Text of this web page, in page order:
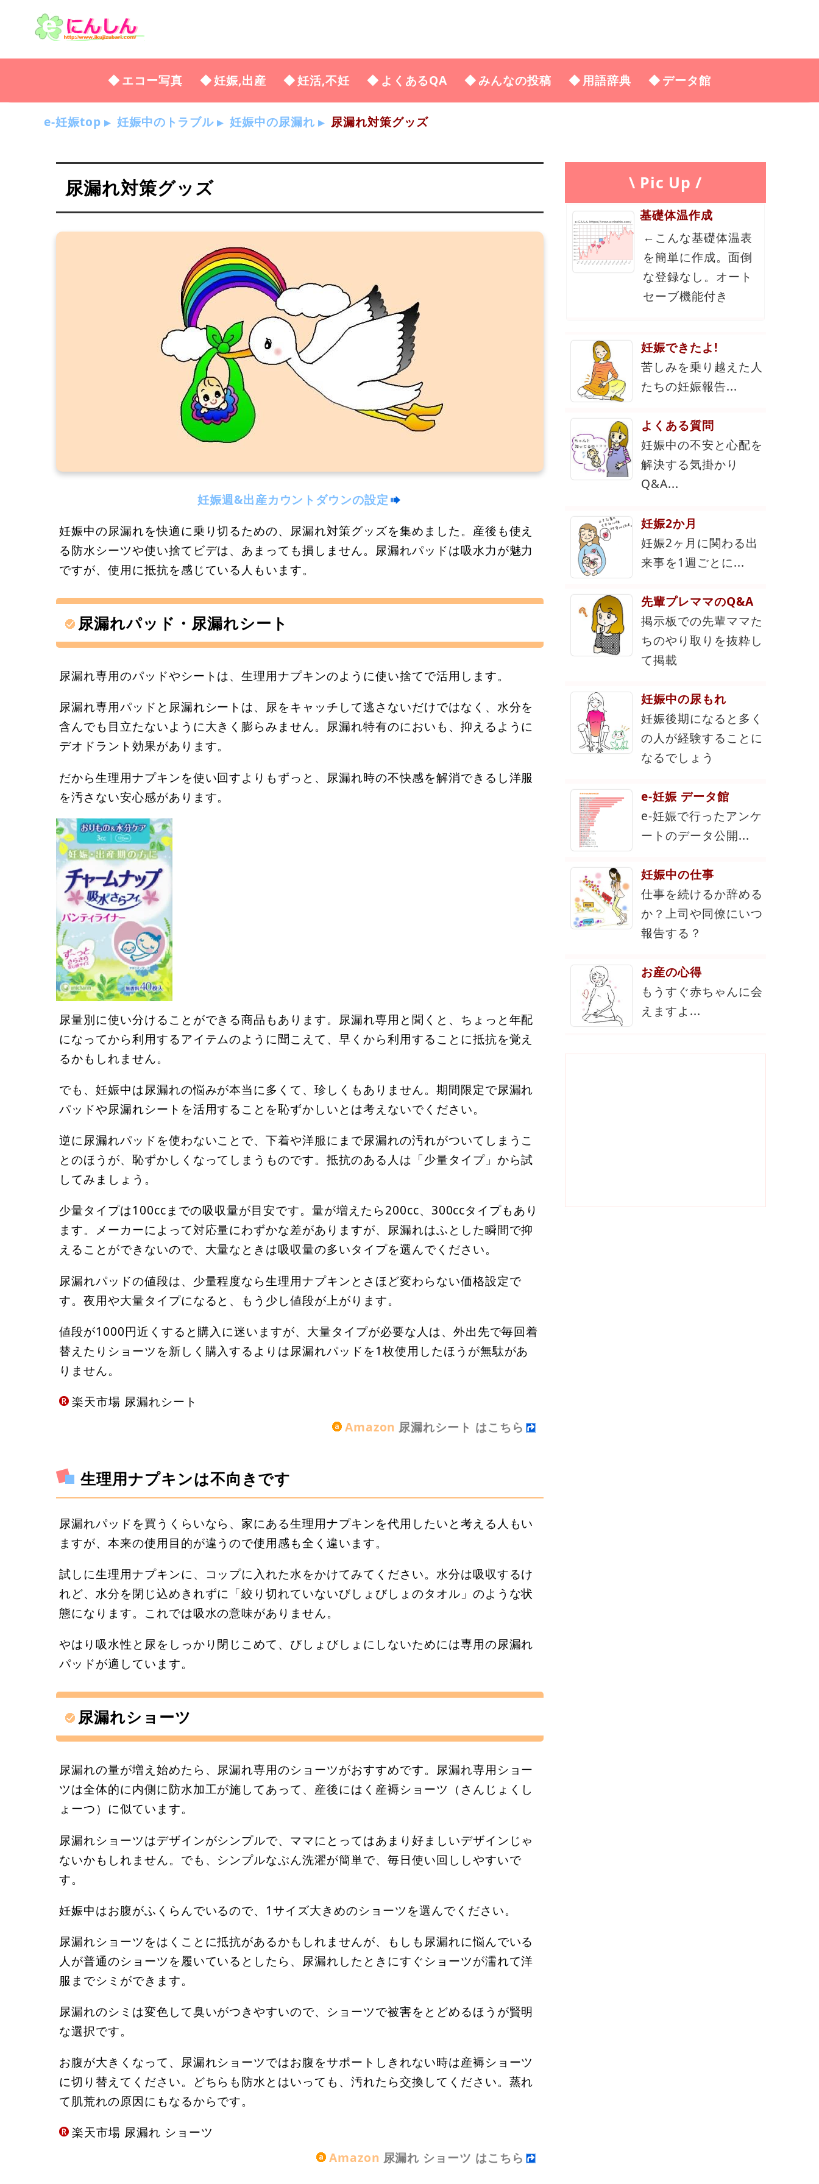
エコー写真 妊娠,出産 妊活,不妊 よくあるQA みんなの投稿 用語辞典 データ館
e-妊娠top 妊娠中のトラブル 妊娠中の尿漏れ 尿漏れ対策グッズ
尿漏れ対策グッズ
妊娠週&出産カウントダウンの設定
妊娠中の尿漏れを快適に乗り切るための、尿漏れ対策グッズを集めました。産後も使え
る防水シーツや使い捨てビデは、あまっても損しません。尿漏れパッドは吸水力が魅力
ですが、使用に抵抗を感じている人もいます。
尿漏れパッド・尿漏れシート
尿漏れ専用のパッドやシートは、生理用ナプキンのように使い捨てで活用します。
尿漏れ専用パッドと尿漏れシートは、尿をキャッチして逃さないだけではなく、水分を
含んでも目立たないように大きく膨らみません。尿漏れ特有のにおいも、抑えるように
デオドラント効果があります。
だから生理用ナプキンを使い回すよりもずっと、尿漏れ時の不快感を解消できるし洋服
を汚さない安心感があります。
尿量別に使い分けることができる商品もあります。尿漏れ専用と聞くと、ちょっと年配
になってから利用するアイテムのように聞こえて、早くから利用することに抵抗を覚え
るかもしれません。
でも、妊娠中は尿漏れの悩みが本当に多くて、珍しくもありません。期間限定で尿漏れ
パッドや尿漏れシートを活用することを恥ずかしいとは考えないでください。
逆に尿漏れパッドを使わないことで、下着や洋服にまで尿漏れの汚れがついてしまうこ
とのほうが、恥ずかしくなってしまうものです。抵抗のある人は「少量タイプ」から試
してみましょう。
少量タイプは100ccまでの吸収量が目安です。量が増えたら200cc、300ccタイプもあり
ます。メーカーによって対応量にわずかな差がありますが、尿漏れはふとした瞬間で抑
えることができないので、大量なときは吸収量の多いタイプを選んでください。
尿漏れパッドの値段は、少量程度なら生理用ナプキンとさほど変わらない価格設定で
す。夜用や大量タイプになると、もう少し値段が上がります。
値段が1000円近くすると購入に迷いますが、大量タイプが必要な人は、外出先で毎回着
替えたりショーツを新しく購入するよりは尿漏れパッドを1枚使用したほうが無駄があ
りません。
楽天市場 尿漏れシート
Amazon 尿漏れシート はこちら
生理用ナプキンは不向きです
尿漏れパッドを買うくらいなら、家にある生理用ナプキンを代用したいと考える人もい
ますが、本来の使用目的が違うので使用感も全く違います。
試しに生理用ナプキンに、コップに入れた水をかけてみてください。水分は吸収するけ
れど、水分を閉じ込めきれずに「絞り切れていないびしょびしょのタオル」のような状
態になります。これでは吸水の意味がありません。
やはり吸水性と尿をしっかり閉じこめて、びしょびしょにしないためには専用の尿漏れ
パッドが適しています。
尿漏れショーツ
尿漏れの量が増え始めたら、尿漏れ専用のショーツがおすすめです。尿漏れ専用ショー
ツは全体的に内側に防水加工が施してあって、産後にはく産褥ショーツ（さんじょくし
ょーつ）に似ています。
尿漏れショーツはデザインがシンプルで、ママにとってはあまり好ましいデザインじゃ
ないかもしれません。でも、シンプルなぶん洗濯が簡単で、毎日使い回ししやすいで
す。
妊娠中はお腹がふくらんでいるので、1サイズ大きめのショーツを選んでください。
尿漏れショーツをはくことに抵抗があるかもしれませんが、もしも尿漏れに悩んでいる
人が普通のショーツを履いているとしたら、尿漏れしたときにすぐショーツが濡れて洋
服までシミができます。
尿漏れのシミは変色して臭いがつきやすいので、ショーツで被害をとどめるほうが賢明
な選択です。
お腹が大きくなって、尿漏れショーツではお腹をサポートしきれない時は産褥ショーツ
に切り替えてください。どちらも防水とはいっても、汚れたら交換してください。蒸れ
て肌荒れの原因にもなるからです。
楽天市場 尿漏れ ショーツ
Amazon 尿漏れ ショーツ はこちら
\ Pic Up /
基礎体温作成
←こんな基礎体温表
を簡単に作成。面倒
な登録なし。オート
セーブ機能付き
妊娠できたよ!
苦しみを乗り越えた人
たちの妊娠報告...
よくある質問
妊娠中の不安と心配を
解決する気掛かり
Q&A...
妊娠2か月
妊娠2ヶ月に関わる出
来事を1週ごとに...
先輩プレママのQ&A
掲示板での先輩ママた
ちのやり取りを抜粋し
て掲載
妊娠中の尿もれ
妊娠後期になると多く
の人が経験することに
なるでしょう
e-妊娠 データ館
e-妊娠で行ったアンケ
ートのデータ公開...
妊娠中の仕事
仕事を続けるか辞める
か？上司や同僚にいつ
報告する？
お産の心得
もうすぐ赤ちゃんに会
えますよ...